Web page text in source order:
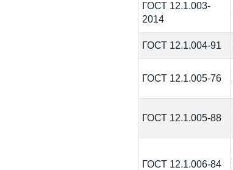
ГОСТ 12.1.003-
2014
ГОСТ 12.1.004-91
ГОСТ 12.1.005-76
ГОСТ 12.1.005-88
ГОСТ 12.1.006-84